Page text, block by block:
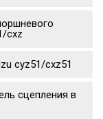
cxz
cyz51/cxz51
сцепления в